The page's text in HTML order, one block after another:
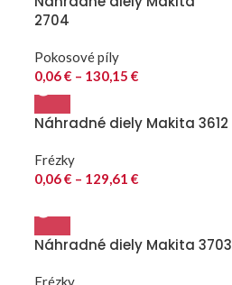
2704
Pokosové píly
0,06€ – 130,15 €
Náhradné diely Makita 3612
Frézky
0,06€ – 129,61 €
Náhradné diely Makita 3703
Frézky